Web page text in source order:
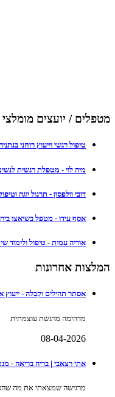
מטפלים / יועצים מומלצי
טיפול רגשי וייעוץ רוחני
מיה לוי - מטפלת רגשית
דובי וולפסון - תרגול יוגה
אסף עידו - מטפל בשיאצו
אוריה עמית - טיפול ולימוד
המלצות אחרונות
אסתר תהילים וקבלה - ייעוץ
מדהימה מרגשת עוצמתית
08-04-2026
אתי רצאבי | בריה בריאה -
מרגישה שמצאתי את מה שהכי